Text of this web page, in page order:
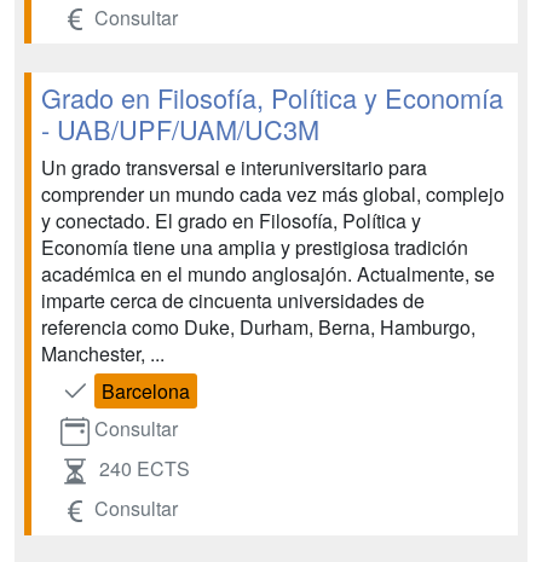
Consultar
Grado en Filosofía, Política y Economía
- UAB/UPF/UAM/UC3M
Un grado transversal e interuniversitario para
comprender un mundo cada vez más global, complejo
y conectado. El grado en Filosofía, Política y
Economía tiene una amplia y prestigiosa tradición
académica en el mundo anglosajón. Actualmente, se
imparte cerca de cincuenta universidades de
referencia como Duke, Durham, Berna, Hamburgo,
Manchester, ...
Barcelona
Consultar
240 ECTS
Consultar